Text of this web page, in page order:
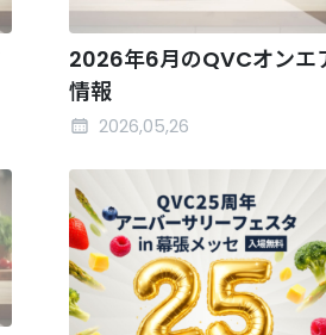
2026年6月のQVCオンエ
情報
2026,05,26